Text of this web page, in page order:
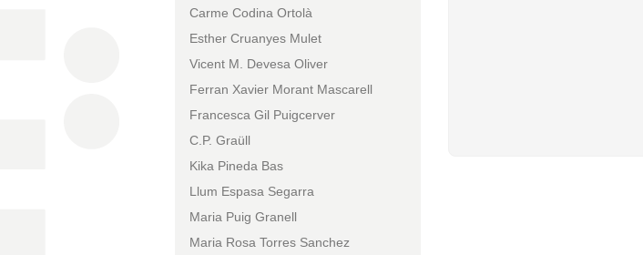
Carme Codina Ortolà
Esther Cruanyes Mulet
Vicent M. Devesa Oliver
Ferran Xavier Morant Mascarell
Francesca Gil Puigcerver
C.P. Graüll
Kika Pineda Bas
Llum Espasa Segarra
Maria Puig Granell
Maria Rosa Torres Sanchez